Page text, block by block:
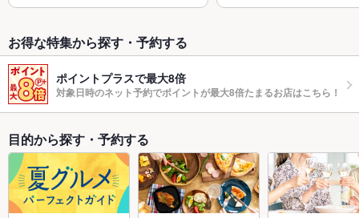
お得な特集から探す・予約する
ポイントプラスで最大8倍
対象日時のネット予約でポイントが最大8倍たまるお店はこちら！
目的から探す・予約する